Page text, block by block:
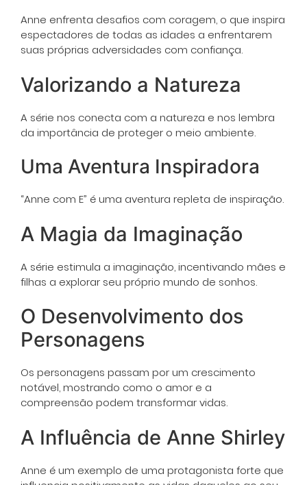
Anne enfrenta desafios com coragem, o que inspira
espectadores de todas as idades a enfrentarem
suas próprias adversidades com confiança.
Valorizando a Natureza
A série nos conecta com a natureza e nos lembra
da importância de proteger o meio ambiente.
Uma Aventura Inspiradora
“Anne com E” é uma aventura repleta de inspiração.
A Magia da Imaginação
A série estimula a imaginação, incentivando mães e
filhas a explorar seu próprio mundo de sonhos.
O Desenvolvimento dos
Personagens
Os personagens passam por um crescimento
notável, mostrando como o amor e a
compreensão podem transformar vidas.
A Influência de Anne Shirley
Anne é um exemplo de uma protagonista forte que